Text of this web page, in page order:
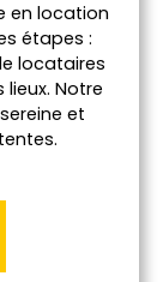
en location
étapes :
locataires
Notre
et